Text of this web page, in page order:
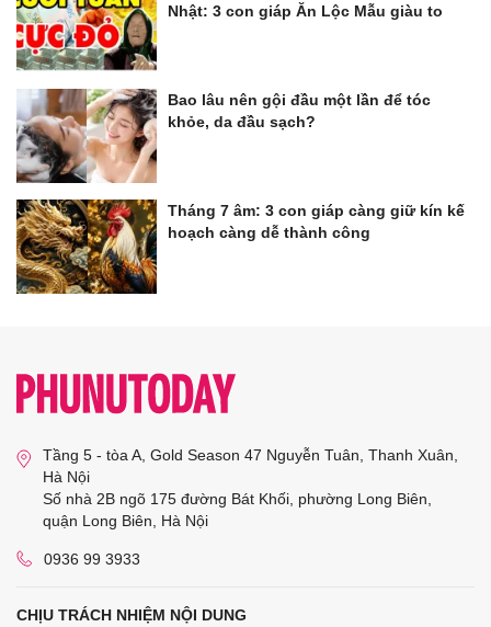
Nhật: 3 con giáp Ăn Lộc Mẫu giàu to
Bao lâu nên gội đầu một lần để tóc
khỏe, da đầu sạch?
Tháng 7 âm: 3 con giáp càng giữ kín kế
hoạch càng dễ thành công
Tầng 5 - tòa A, Gold Season 47 Nguyễn Tuân, Thanh Xuân,
Hà Nội
Số nhà 2B ngõ 175 đường Bát Khối, phường Long Biên,
quận Long Biên, Hà Nội
0936 99 3933
CHỊU TRÁCH NHIỆM NỘI DUNG